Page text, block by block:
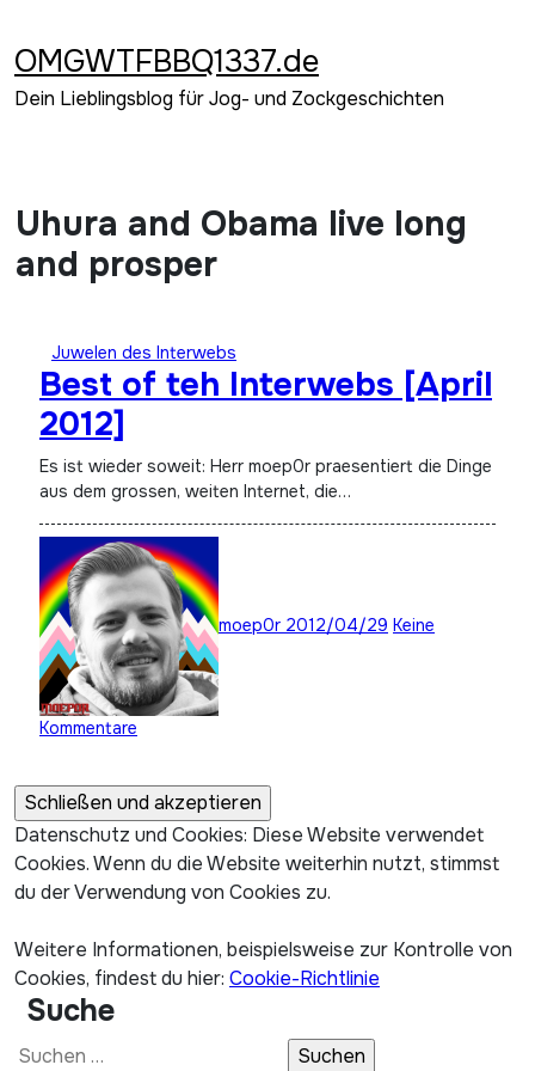
springen
OMGWTFBBQ1337.de
Dein Lieblingsblog für Jog- und Zockgeschichten
Uhura and Obama live long
and prosper
Juwelen des Interwebs
Best of teh Interwebs [April
2012]
Es ist wieder soweit: Herr moep0r praesentiert die Dinge
aus dem grossen, weiten Internet, die…
moep0r 2012/04/29 Keine
Kommentare
Datenschutz und Cookies: Diese Website verwendet
Cookies. Wenn du die Website weiterhin nutzt, stimmst
du der Verwendung von Cookies zu.
Weitere Informationen, beispielsweise zur Kontrolle von
Cookies, findest du hier: Cookie-Richtlinie
Suche
Suchen